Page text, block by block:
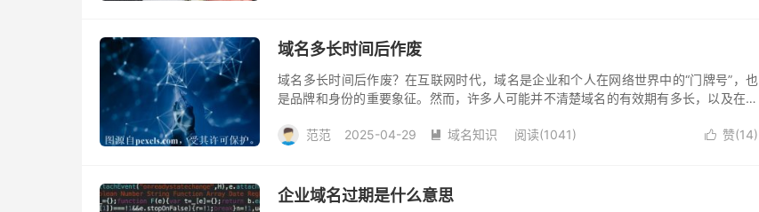
域名多长时间后作废
域名多长时间后作废？在互联网时代，域名是企业和个人在网络世界中的“门牌号”，也
是品牌和身份的重要象征。然而，许多人可能并不清楚域名的有效期有多长，以及在什
范范
2025-04-29  域名知识 阅读(1041)  赞(14)
企业域名过期是什么意思